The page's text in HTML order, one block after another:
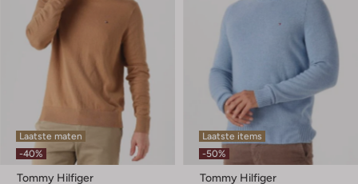
Laatste maten
-40%
Tommy Hilfiger
Laatste items
-50%
Tommy Hilfiger